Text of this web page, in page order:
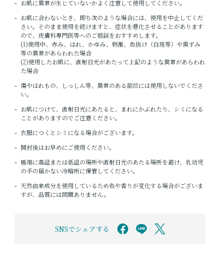
お肌に異常が生じていないかよく注意して使用してください。
お肌に合わないとき、即ち次のような場合には、使用を中止してくだ
さい。そのまま使用を続けますと、症状を悪化させることがあります
ので、皮膚科専門医等へのご相談をおすすめします。
(1)使用中、赤み、はれ、かゆみ、刺激、色抜け（白斑等）や黒ずみ
等の異常があらわれた場合
(2)使用したお肌に、直射日光があたって上記のような異常があらわれ
た場合
傷やはれもの、しっしん等、異常のある部位には使用しないでくださ
い。
お肌につけて、直射日光にあたると、まれにかぶれたり、シミになる
ことがありますのでご注意ください。
衣服につくとシミになる場合がございます。
開封後はお早めにご使用ください。
極端に高温または低温の場所や直射日光のあたる場所を避け、乳幼児
の手の届かない冷暗所に保管してください。
天然由来成分を使用しているため色や香りが変化する場合がございま
すが、品質には問題ありません。
SNSでシェアする